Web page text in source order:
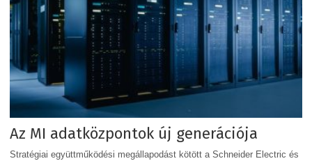
Az MI adatközpontok új generációja
Stratégiai együttműködési megállapodást kötött a Schneider Electric és